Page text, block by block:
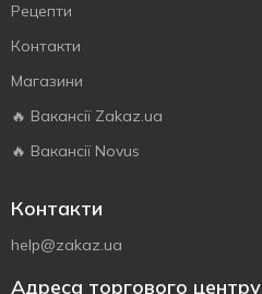
Рецепти
Контакти
Магазини
🔥 Вакансії Zakaz.ua
🔥 Вакансії Novus
Контакти
help@zakaz.ua
Адреса торгового центру